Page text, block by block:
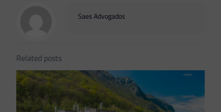
Saes Advogados
Related posts